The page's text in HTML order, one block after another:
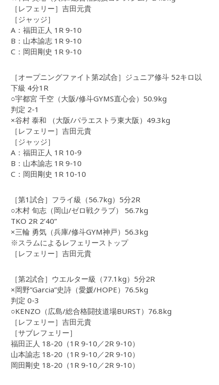
［レフェリー］吉田元貴
［ジャッジ］
A：福田正人 1R 9-10
B：山本諭志 1R 9-10
C：岡田剛史 1R 9-10
［オープニングファイト第2試合］ジュニア修斗 52キロ以
下級 4分1R
○宇都宮 千空（大阪/修斗GYMS直心会）50.9kg
判定 2-1
×谷村 泰和 （大阪/パラエストラ東大阪）49.3kg
［レフェリー］吉田元貴
［ジャッジ］
A：福田正人 1R 10-9
B：山本諭志 1R 9-10
C：岡田剛史 1R 10-10
［第1試合］フライ級（56.7kg）5分2R
○木村 旬志（岡山/ゼロ戦クラブ） 56.7kg
TKO 2R 2’40”
×三輪 勇気（兵庫/修斗GYM神戸）56.3kg
※スラムによるレフェリーストップ
［レフェリー］吉田元貴
［第2試合］ウエルター級（77.1kg）5分2R
×岡野”Garcia”史詩（愛媛/HOPE）76.5kg
判定 0-3
○KENZO（広島/総合格闘技道場BURST）76.8kg
［レフェリー］吉田元貴
［サブレフェリー］
福田正人 18-20（1R 9-10／2R 9-10）
山本諭志 18-20（1R 9-10／2R 9-10）
岡田剛史 18-20（1R 9-10／2R 9-10）